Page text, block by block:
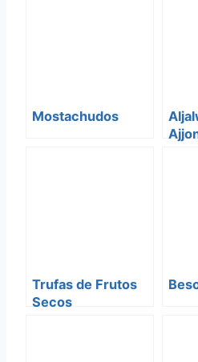
Mostachudos
Trufas de Frutos
Secos